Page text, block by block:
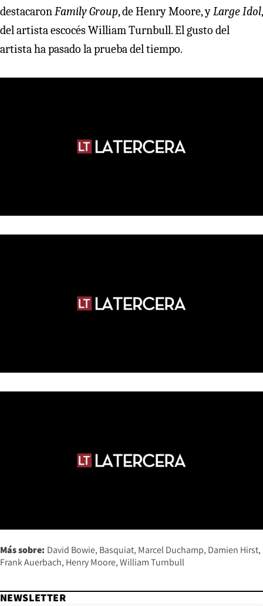
destacaron Family Group, de Henry Moore, y Large Idol,
del artista escocés William Turnbull. El gusto del
artista ha pasado la prueba del tiempo.
Más sobre: David Bowie Basquiat Marcel Duchamp Damien Hirst
Frank Auerbach Henry Moore William Turnbull
NEWSLETTER